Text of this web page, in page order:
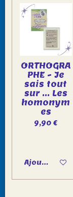
ORTHOGRA
PHE - Je
sais tout
sur ... Les
homonym
es
9,90 €
Ajouter au